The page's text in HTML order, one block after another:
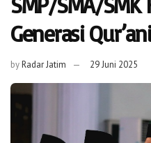
Generasi Qur’ani
byRadar Jatim 29 Juni 2025